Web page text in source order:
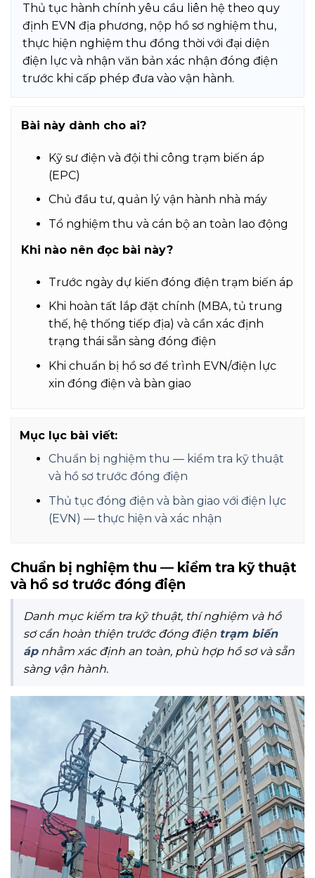
Thủ tục hành chính yêu cầu liên hệ theo quy
định EVN địa phương, nộp hồ sơ nghiệm thu,
thực hiện nghiệm thu đồng thời với đại diện
điện lực và nhận văn bản xác nhận đóng điện
trước khi cấp phép đưa vào vận hành.
Bài này dành cho ai?
Kỹ sư điện và đội thi công trạm biến áp
(EPC)
Chủ đầu tư, quản lý vận hành nhà máy
Tổ nghiệm thu và cán bộ an toàn lao động
Khi nào nên đọc bài này?
Trước ngày dự kiến đóng điện trạm biến áp
Khi hoàn tất lắp đặt chính (MBA, tủ trung
thế, hệ thống tiếp địa) và cần xác định
trạng thái sẵn sàng đóng điện
Khi chuẩn bị hồ sơ để trình EVN/điện lực
xin đóng điện và bàn giao
Mục lục bài viết:
Chuẩn bị nghiệm thu — kiểm tra kỹ thuật
và hồ sơ trước đóng điện
Thủ tục đóng điện và bàn giao với điện lực
(EVN) — thực hiện và xác nhận
Chuẩn bị nghiệm thu — kiểm tra kỹ thuật
và hồ sơ trước đóng điện
Danh mục kiểm tra kỹ thuật, thí nghiệm và hồ
sơ cần hoàn thiện trước đóng điện trạm biến
ápnhằm xác định an toàn, phù hợp hồ sơ và sẵn
sàng vận hành.